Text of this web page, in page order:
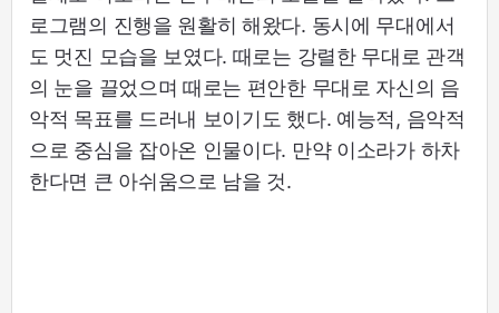
로그램의 진행을 원활히 해왔다. 동시에 무대에서
도 멋진 모습을 보였다. 때로는 강렬한 무대로 관객
의 눈을 끌었으며 때로는 편안한 무대로 자신의 음
악적 목표를 드러내 보이기도 했다. 예능적, 음악적
으로 중심을 잡아온 인물이다. 만약 이소라가 하차
한다면 큰 아쉬움으로 남을 것.